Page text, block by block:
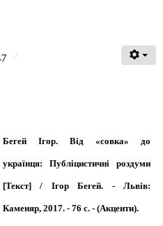
Бегей Ігор. Від «совка» до
українця: Публіцистичні роздуми
[Текст] / Ігор Бегей. - Львів:
Каменяр, 2017. - 76 с. - (Акценти).